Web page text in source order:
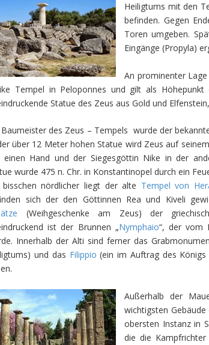
Heiligtums mit den
befinden. Gegen
Toren umgeben.
Eingänge (Propyla)
An prominenter
Tempel in Peloponnes und gilt als
Statue des Zeus aus Gold und
des Zeus – Tempels wurde der
über 12 Meter hohen Statue wird Zeus auf
einen Hand und der Siegesgöttin Nike in der
wurde 475 n. Chr. in Konstantinopel durch ein
bisschen nördlicher liegt der alte Tempel von
sich der den Göttinnen Rea und Kiveli
(Weihgeschenke am Zeus) der
ist der Brunnen „Nymphaio“, der vom
Innerhalb der Alti sind ferner das
und das Filippio(ein im Auftrag des Königs
Außerhalb der
wichtigsten
obersten Instanz in
die die